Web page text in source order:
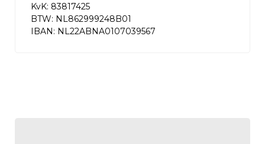
KvK: 83817425
BTW: NL862999248B01
IBAN: NL22ABNA0107039567